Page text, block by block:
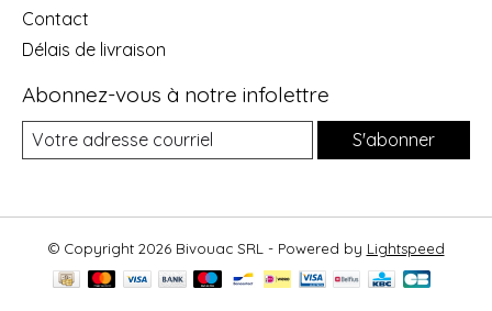
Contact
Délais de livraison
Abonnez-vous à notre infolettre
S'abonner
© Copyright 2026 Bivouac SRL - Powered by Lightspeed